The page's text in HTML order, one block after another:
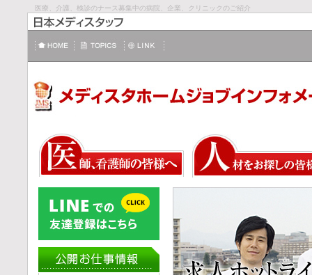
医療、介護、検診のナース募集中の病院、企業、クリニックのご紹介